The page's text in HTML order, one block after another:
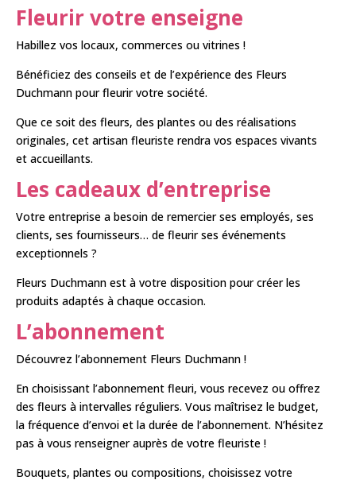
Fleurir votre enseigne
Habillez vos locaux, commerces ou vitrines !
Bénéficiez des conseils et de l’expérience des Fleurs
Duchmann pour fleurir votre société.
Que ce soit des fleurs, des plantes ou des réalisations
originales, cet artisan fleuriste rendra vos espaces vivants
et accueillants.
Les cadeaux d’entreprise
Votre entreprise a besoin de remercier ses employés, ses
clients, ses fournisseurs… de fleurir ses événements
exceptionnels ?
Fleurs Duchmann est à votre disposition pour créer les
produits adaptés à chaque occasion.
L’abonnement
Découvrez l’abonnement Fleurs Duchmann !
En choisissant l’abonnement fleuri, vous recevez ou offrez
des fleurs à intervalles réguliers. Vous maîtrisez le budget,
la fréquence d’envoi et la durée de l’abonnement. N’hésitez
pas à vous renseigner auprès de votre fleuriste !
Bouquets, plantes ou compositions, choisissez votre